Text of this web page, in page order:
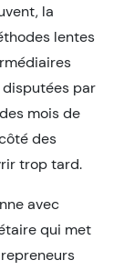
la
lentes
par
mois de
des
trop tard.
avec
qui met